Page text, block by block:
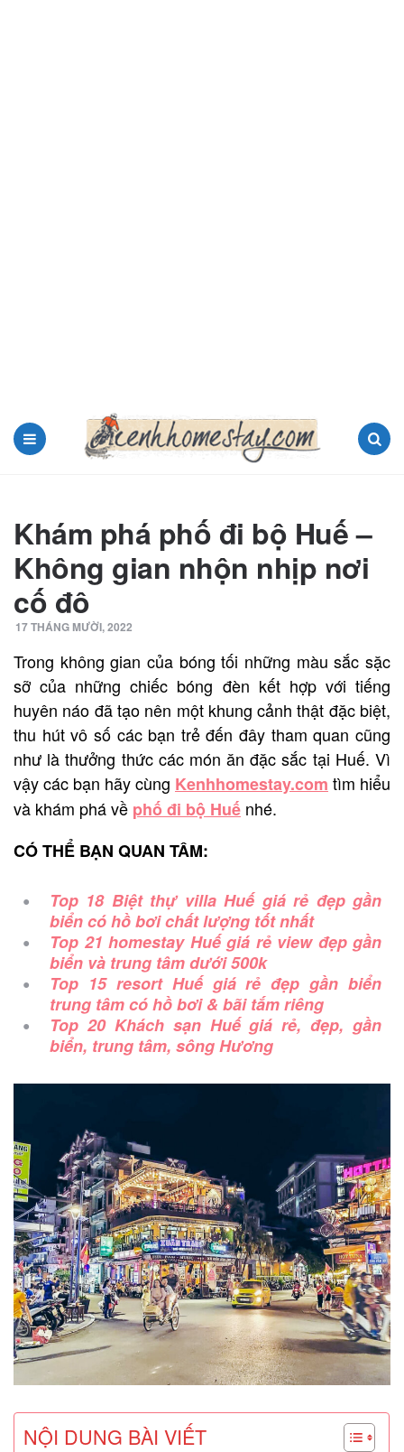
Khám phá phố đi bộ Huế –
Không gian nhộn nhịp nơi
cố đô
17 THÁNG MƯỜI, 2022
Trong không gian của bóng tối những màu sắc sặc
sỡ của những chiếc bóng đèn kết hợp với tiếng
huyên náo đã tạo nên một khung cảnh thật đặc biệt,
thu hút vô số các bạn trẻ đến đây tham quan cũng
như là thưởng thức các món ăn đặc sắc tại Huế. Vì
vậy các bạn hãy cùng Kenhhomestay.com tìm hiểu
và khám phá về phố đi bộ Huế nhé.
CÓ THỂ BẠN QUAN TÂM:
Top 18 Biệt thự villa Huế giá rẻ đẹp gần
biển có hồ bơi chất lượng tốt nhất
Top 21 homestay Huế giá rẻ view đẹp gần
biển và trung tâm dưới 500k
Top 15 resort Huế giá rẻ đẹp gần biển
trung tâm có hồ bơi & bãi tắm riêng
Top 20 Khách sạn Huế giá rẻ, đẹp, gần
biển, trung tâm, sông Hương
NỘI DUNG BÀI VIẾT